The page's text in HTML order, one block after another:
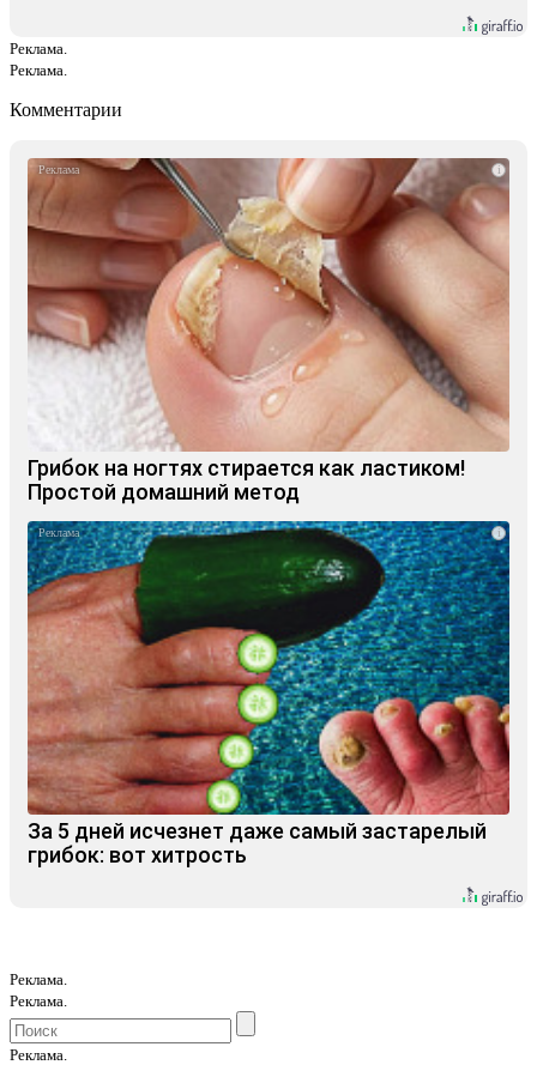
Реклама.
Реклама.
Комментарии
i
Грибок на ногтях стирается как ластиком!
Простой домашний метод
i
За 5 дней исчезнет даже самый застарелый
грибок: вот хитрость
Реклама.
Реклама.
Реклама.